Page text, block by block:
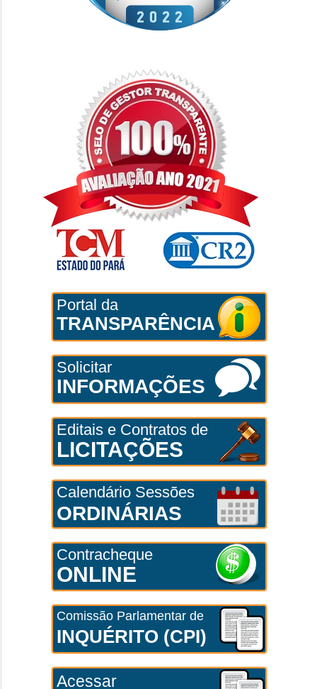
Portal da
TRANSPARÊNCIA
Solicitar
INFORMAÇÕES
Editais e Contratos de
LICITAÇÕES
Calendário Sessões
ORDINÁRIAS
Contracheque
ONLINE
Comissão Parlamentar de
INQUÉRITO (CPI)
Acessar